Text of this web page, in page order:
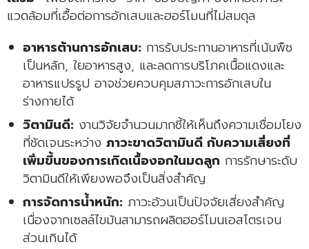
แวดล้อมที่เอื้อต่อการอักเสบและฮอร์โมนที่ไม่สมดุล
อาหารต้านการอักเสบ:การรับประทานอาหารที่เน้นพืช
เป็นหลัก, ใยอาหารสูง, และลดการบริโภคเนื้อแดงและ
อาหารแปรรูป อาจช่วยควบคุมสภาวะการอักเสบใน
ร่างกายได้
วิตามินดี:งานวิจัยจำนวนมากชี้ให้เห็นถึงความเชื่อมโยง
ที่ชัดเจนระหว่าง ภาวะขาดวิตามินดี กับความเสี่ยงที่
เพิ่มขึ้นของการเกิดเนื้องอกในมดลูก การรักษาระดับ
วิตามินดีให้เพียงพอจึงเป็นสิ่งสำคัญ
การจัดการน้ำหนัก:ภาวะอ้วนเป็นปัจจัยเสี่ยงสำคัญ
เนื่องจากเซลล์ไขมันสามารถผลิตฮอร์โมนเอสโตรเจน
ส่วนเกินได้